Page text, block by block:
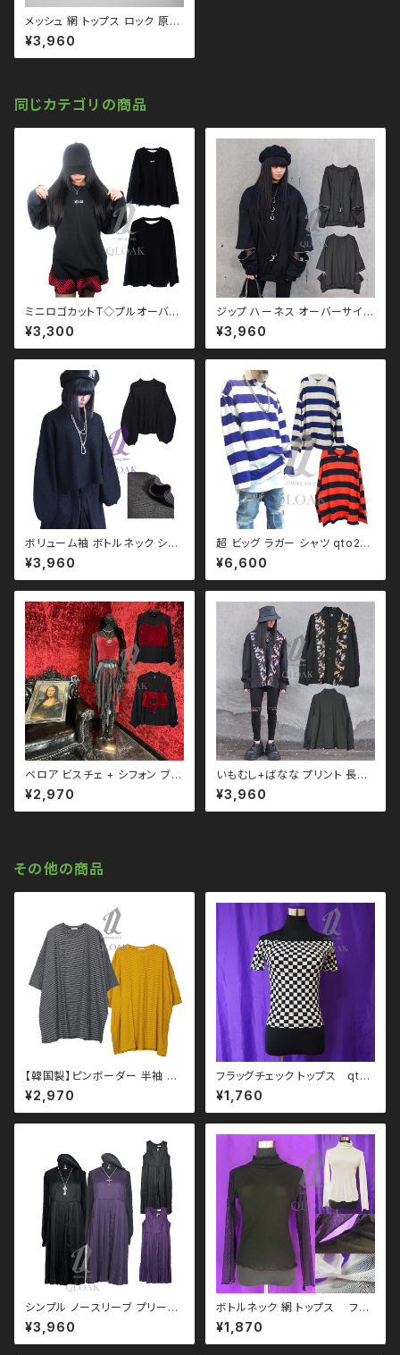
メッシュ 網 トップス ロック 原宿
韓国 qto210004 大きいサイ
ズ ユニセックス ビッグシルエッ
ト オーバーサイズ ロングアーム
系 ゴス パンク ロック Ｖ 系 韓
国ファッション ストリート系 原
宿 個性的
¥3,960
同じカテゴリの商品
ミニロゴカットT◇プルオーバー
qto210002 大きいサイズ ユニ
セックス ビッグシルエット オー
バーサイズ ロングアーム ドロッ
コーデ 黒コーデ モード 系 ゴス
ゴシック ゴスロリ パンク ロック
Ｖ 系 韓国ファッション ストリー
ト系 原宿 個性的
¥3,300
ジップ ハーネス オーバーサイズ
スウェット qto110095 大きいサ
イズ ユニセックス ビッグシルエ
ット オーバーサイズ ロングアー
ン ブラックコーデ 黒コーデ モー
ド 系 ゴス ゴシック ゴスロリ パ
ンク ロック Ｖ 系 韓国ファッショ
ン ストリート系 原宿 個性的
¥3,960
ボリューム袖 ボトルネック シン
プル ニット バルーン モノトー
ン ブラックコーデ 黒コーデ モー
ド 系 ゴス ゴシック ゴスロリ パ
ン ストリート系 原宿 qto11002
2
¥3,960
超 ビッグ ラガー シャツ qto210
001 大きいサイズ ユニセック
ス ビッグシルエット オーバーサ
イズ ドロップショルダー パンク
トリート系 原宿 韓国ブランド
¥6,600
ベロア ビスチェ + シフォン ブラ
ウス トップス qto110076 モ
ード ガーリー 韓国ファッション
シフォン
¥2,970
いもむし+ばなな プリント 長袖
シャツ qto110092 ユニセック
ス ブラックコーデ 黒コーデ モー
ド 系 ゴス ゴシック パンク ロッ
¥3,960
その他の商品
【韓国製】ピンボーダー 半袖 ビ
ッグTシャツ qto110012 大
きいサイズ ユニセックス ビッグ
シルエット オーバーサイズ ロン
国ファッション ストリート系
¥2,970
フラッグチェック トップス qto1
10003
¥1,760
シンプル ノースリーブ プリーツ
ワンピース qse110009 モノ
トーン ブラックコーデ 黒コーデ
モード 系 ゴス ゴシック ゴスロ
¥3,960
ボトルネック 網 トップス フィ
ッシュネット 2color モノトー
ン ブラックコーデ 黒コーデ モー
ド 系 ゴス ゴシック ゴスロリ パ
¥1,870